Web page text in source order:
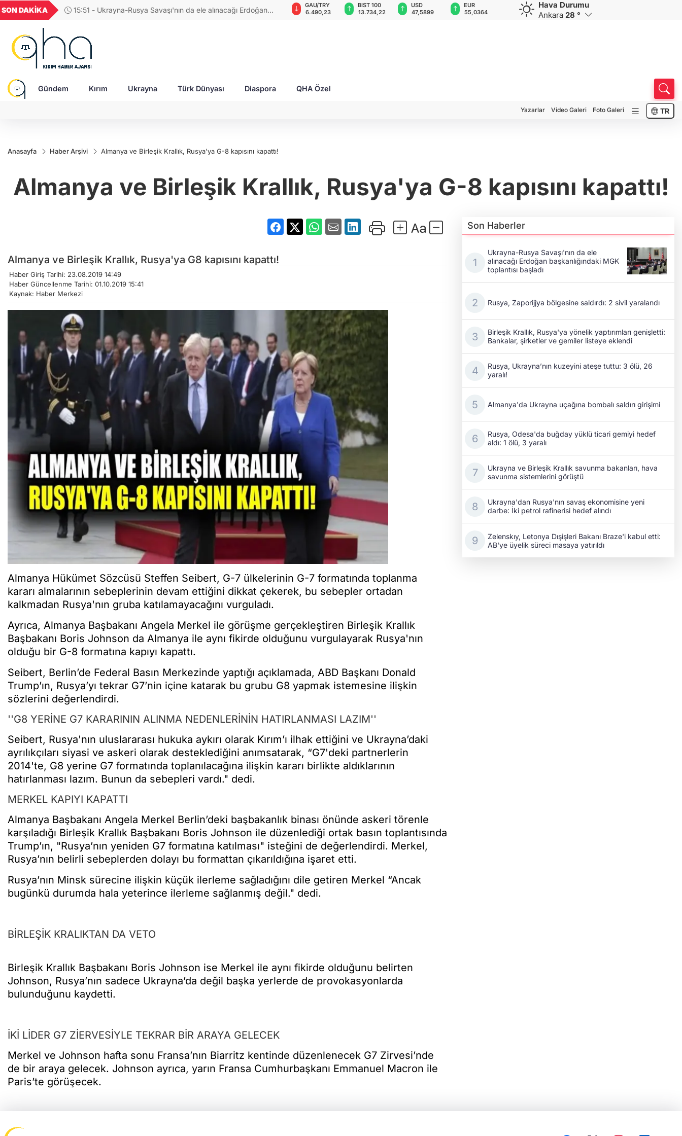
SON DAKİKA 13:59 - Rusya, Zaporijjya bölgesine saldırdı: 2 sivil yaralandı
GEL
18,1988
16,2312
28,0626
0,0018
6.490,23
BIST 100
13.734,22
USD
47,5899
EUR
55,0364
GBP
64,2403
CHF
58,7530
CAD
33,9613
Hava Durumu
Ankara 28 °
Gündem Kırım Ukrayna Türk Dünyası Diaspora QHA Özel
Yazarlar Video Galeri Foto Galeri TR
Anasayfa Haber Arşivi Almanya ve Birleşik Krallık, Rusya'ya G-8 kapısını kapattı!
Almanya ve Birleşik Krallık, Rusya'ya G-8 kapısını kapattı!
Almanya ve Birleşik Krallık, Rusya'ya G8 kapısını kapattı!
Haber Giriş Tarihi: 23.08.2019 14:49
Haber Güncellenme Tarihi: 01.10.2019 15:41
Kaynak: Haber Merkezi
Almanya Hükümet Sözcüsü Steffen Seibert, G-7 ülkelerinin G-7 formatında toplanma
kararı almalarının sebeplerinin devam ettiğini dikkat çekerek, bu sebepler ortadan
kalkmadan Rusya'nın gruba katılamayacağını vurguladı.
Ayrıca, Almanya Başbakanı Angela Merkel ile görüşme gerçekleştiren Birleşik Krallık
Başbakanı Boris Johnson da Almanya ile aynı fikirde olduğunu vurgulayarak Rusya'nın
olduğu bir G-8 formatına kapıyı kapattı.
Seibert, Berlin’de Federal Basın Merkezinde yaptığı açıklamada, ABD Başkanı Donald
Trump’ın, Rusya’yı tekrar G7’nin içine katarak bu grubu G8 yapmak istemesine ilişkin
sözlerini değerlendirdi.
''G8 YERİNE G7 KARARININ ALINMA NEDENLERİNİN HATIRLANMASI LAZIM''
Seibert, Rusya'nın uluslararası hukuka aykırı olarak Kırım’ı ilhak ettiğini ve Ukrayna’daki
ayrılıkçıları siyasi ve askeri olarak desteklediğini anımsatarak, “G7'deki partnerlerin
2014'te, G8 yerine G7 formatında toplanılacağına ilişkin kararı birlikte aldıklarının
hatırlanması lazım. Bunun da sebepleri vardı." dedi.
MERKEL KAPIYI KAPATTI
Almanya Başbakanı Angela Merkel Berlin’deki başbakanlık binası önünde askeri törenle
karşıladığı Birleşik Krallık Başbakanı Boris Johnson ile düzenlediği ortak basın toplantısında
Trump’ın, "Rusya’nın yeniden G7 formatına katılması" isteğini de değerlendirdi. Merkel,
Rusya’nın belirli sebeplerden dolayı bu formattan çıkarıldığına işaret etti.
Rusya’nın Minsk sürecine ilişkin küçük ilerleme sağladığını dile getiren Merkel “Ancak
bugünkü durumda hala yeterince ilerleme sağlanmış değil." dedi.
BİRLEŞİK KRALIKTAN DA VETO
Birleşik Krallık Başbakanı Boris Johnson ise Merkel ile aynı fikirde olduğunu belirten
Johnson, Rusya’nın sadece Ukrayna’da değil başka yerlerde de provokasyonlarda
bulunduğunu kaydetti.
İKİ LİDER G7 ZİERVESİYLE TEKRAR BİR ARAYA GELECEK
Merkel ve Johnson hafta sonu Fransa’nın Biarritz kentinde düzenlenecek G7 Zirvesi’nde
de bir araya gelecek. Johnson ayrıca, yarın Fransa Cumhurbaşkanı Emmanuel Macron ile
Paris’te görüşecek.
Son Haberler
Ukrayna-Rusya Savaşı'nın da ele
alınacağı Erdoğan başkanlığındaki MGK
toplantısı başladı
Rusya, Zaporijjya bölgesine saldırdı: 2 sivil yaralandı
Birleşik Krallık, Rusya'ya yönelik yaptırımları genişletti:
Bankalar, şirketler ve gemiler listeye eklendi
Rusya, Ukrayna’nın kuzeyini ateşe tuttu: 3 ölü, 26
yaralı!
Almanya'da Ukrayna uçağına bombalı saldırı girişimi
Rusya, Odesa'da buğday yüklü ticari gemiyi hedef
aldı: 1 ölü, 3 yaralı
Ukrayna ve Birleşik Krallık savunma bakanları, hava
savunma sistemlerini görüştü
Ukrayna'dan Rusya'nın savaş ekonomisine yeni
darbe: İki petrol rafinerisi hedef alındı
Zelenskıy, Letonya Dışişleri Bakanı Braze'i kabul etti:
AB'ye üyelik süreci masaya yatırıldı